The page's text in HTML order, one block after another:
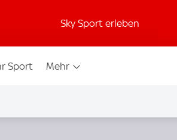
Sky Sport erleben
Sport Mehr